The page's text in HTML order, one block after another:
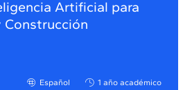
Artificial para
Español 1 año académico